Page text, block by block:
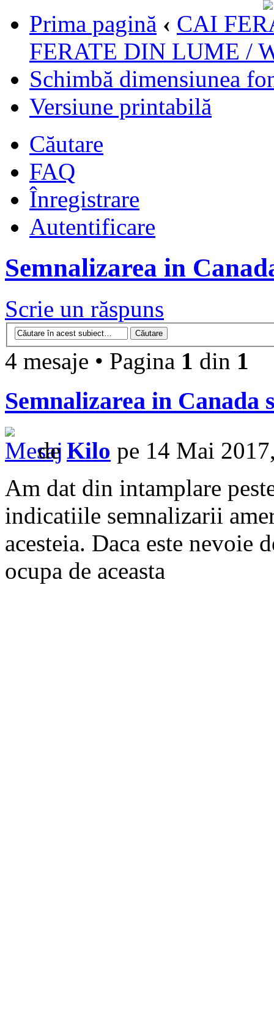
Prima pagină ‹ CAI
FERATE DIN LUME /
Schimbă dimensiunea
Versiune printabilă
Căutare
FAQ
Înregistrare
Autentificare
Semnalizarea in
Scrie un răspuns
4 mesaje • Pagina 1 din 1
Semnalizarea in Canada
de Kilo pe 14 Mai
Am dat din intamplare
indicatiile semnalizarii
acesteia. Daca este nevoie
ocupa de aceasta